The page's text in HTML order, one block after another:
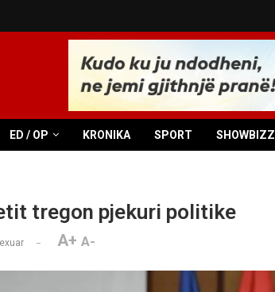
ED / OP KRONIKA SPORT SHOWBIZZ
tregon pjekuri politike
A+ A-